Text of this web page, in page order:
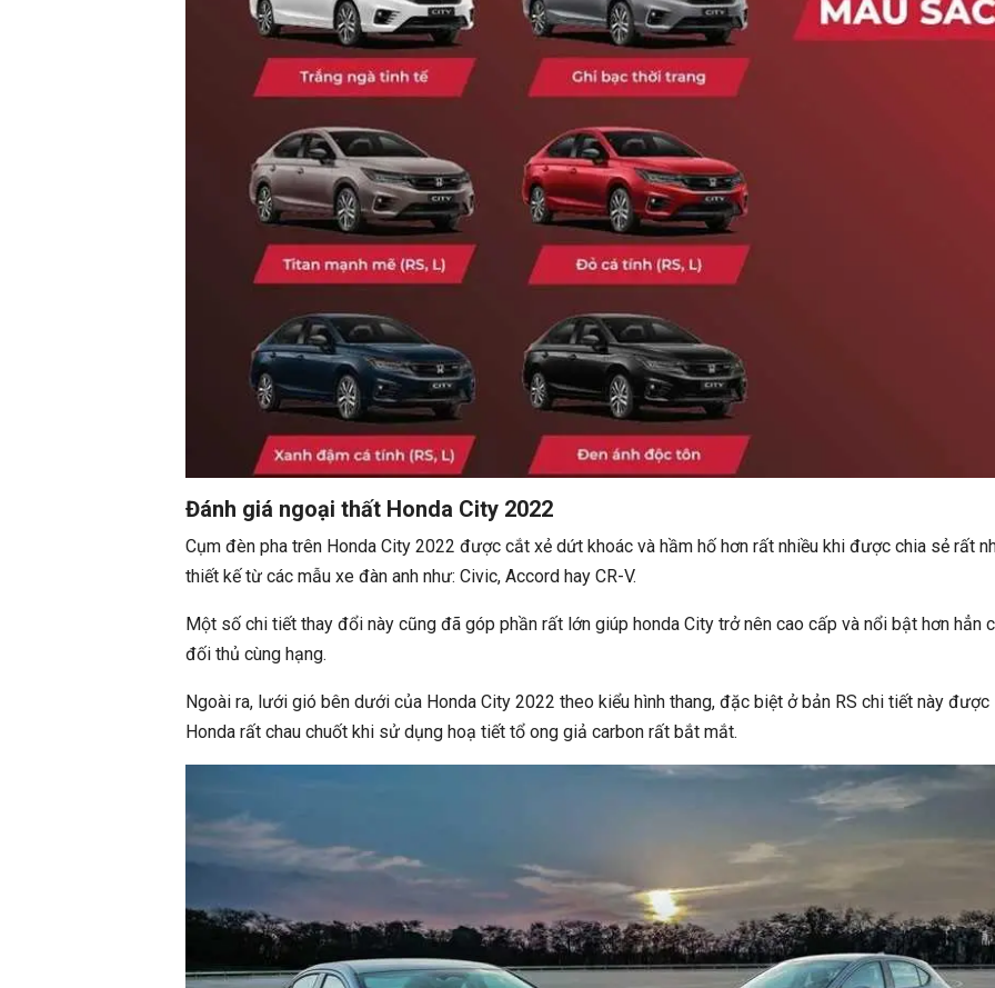
Đánh giá ngoại thất Honda City 2022
Cụm đèn pha trên Honda City 2022 được cắt xẻ dứt khoác và hầm hố hơn rất nhiều khi được chia sẻ rất
thiết kế từ các mẫu xe đàn anh như: Civic, Accord hay CR-V.
Một số chi tiết thay đổi này cũng đã góp phần rất lớn giúp honda City trở nên cao cấp và nổi bật hơn hẳn
đối thủ cùng hạng.
Ngoài ra, lưới gió bên dưới của Honda City 2022 theo kiểu hình thang, đặc biệt ở bản RS chi tiết này được
Honda rất chau chuốt khi sử dụng hoạ tiết tổ ong giả carbon rất bắt mắt.